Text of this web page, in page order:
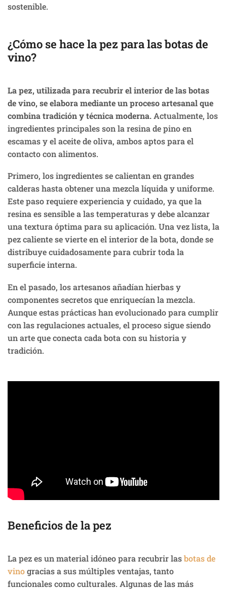
sostenible.
¿Cómo se hace la pez para las botas de
vino?
La pez, utilizada para recubrir el interior de las botas
de vino, se elabora mediante un proceso artesanal que
combina tradición y técnica moderna.Actualmente, los
ingredientes principales son la resina de pino en
escamas y el aceite de oliva, ambos aptos para el
contacto con alimentos.
Primero, los ingredientes se calientan en grandes
calderas hasta obtener una mezcla líquida y uniforme.
Este paso requiere experiencia y cuidado, ya que la
resina es sensible a las temperaturas y debe alcanzar
una textura óptima para su aplicación. Una vez lista, la
pez caliente se vierte en el interior de la bota, donde se
distribuye cuidadosamente para cubrir toda la
superficie interna.
En el pasado, los artesanos añadían hierbas y
componentes secretos que enriquecían la mezcla.
Aunque estas prácticas han evolucionado para cumplir
con las regulaciones actuales, el proceso sigue siendo
un arte que conecta cada bota con su historia y
tradición.
Beneficios de la pez
La pez es un material idóneo para recubrir lasbotas de
vinogracias a sus múltiples ventajas, tanto
funcionales como culturales. Algunas de las más